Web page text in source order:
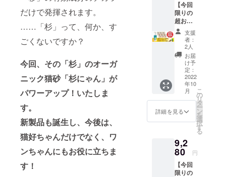
だけで発揮されます。
……「杉」って、何か、す
ごくないですか？
今回、その「杉」のオーガ
ニック猫砂「杉にゃん」が
パワーアップ！いたしま
す。
新製品も誕生し、今後は、
猫好ちゃんだけでなく、ワ
ンちゃんにもお役に立ちま
す！
すめで
す。 ※
ご注文
状況、
製造状
況の都
合等に
より出
荷時期
が前後
する場
す。
ない、
杉にゃ
んだけ
の揮発
性有効
成分の
チカラ
をお試
しくだ
さい。
※ご注文
状況、
況の都
合等に
が前後
する場
合があ
りま
◎、シ
ステム
トイレ
（二層
式）
△） 固
まりま
せん、
トイレ
に流せ
ます。
粒が小
さい他
社の猫
際、粒
の大き
さを揃
えるこ
100ml
：ご提
供（一
般販売
予定価
格：
1980
円） ・
送料
（全国
律）：
1320円
⇒合
にゃん/
大粒】
トイレ
◎、シ
【今回
限りの
超お得
な超早
割】 ・
オーガ
ニック
猫砂 杉
にゃん
小粒 6
袋：
6330円
（通常
販売価
格：
20%OF
F） ・
杉の精
100ml
：ご提
支援
者：
2人
お届
け予
定：
2022
年10
月
詳細を見る
こ
の
リ
タ
ー
ン
を
選
択
す
る
9,2
80 円
【今回
限りの